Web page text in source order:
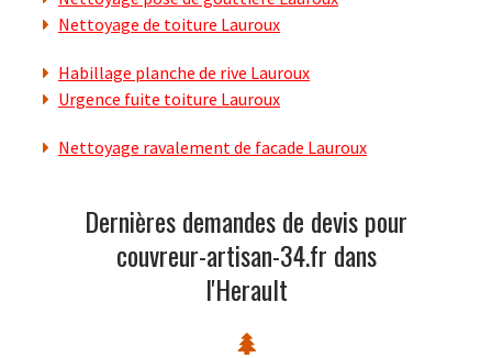
Nettoyage de toiture Lauroux
Habillage planche de rive Lauroux
Urgence fuite toiture Lauroux
Nettoyage ravalement de facade Lauroux
Dernières demandes de devis pour
couvreur-artisan-34.fr dans
l'Herault